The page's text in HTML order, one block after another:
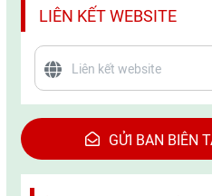
LIÊN KẾT WEBSITE
GỬI BAN BIÊN